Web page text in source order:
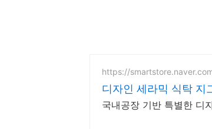
https://
디자인 세라믹 식탁 지
국내공장 기반 특별한 디